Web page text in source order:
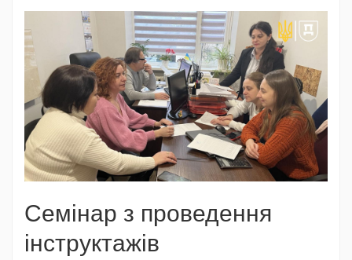
Семінар з проведення
інструктажів